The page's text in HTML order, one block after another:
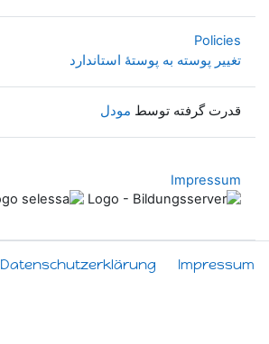
Policies
تغییر پوسته به پوستهٔ استاندارد
قدرت گرفته توسط مودل
Impressum
Datenschutzerklärung Impressum